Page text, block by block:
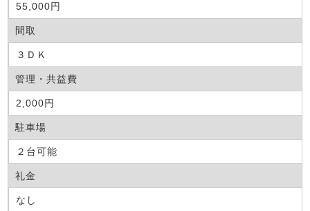
55,000円
間取
３ＤＫ
管理・共益費
2,000円
駐車場
２台可能
礼金
なし